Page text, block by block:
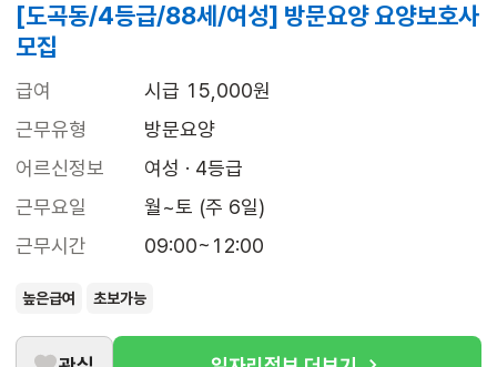
[도곡동/4등급/88세/여성] 방문요양 요양보호사
모집
급여
시급 15,000원
근무유형
방문요양
어르신정보
여성 · 4등급
근무요일
월~토 (주 6일)
근무시간
09:00~12:00
높은급여 초보가능